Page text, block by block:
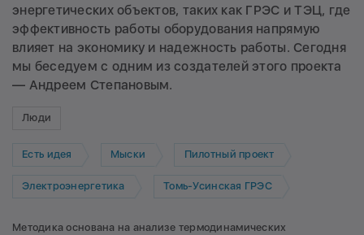
энергетических объектов, таких как ГРЭС и ТЭЦ, где
эффективность работы оборудования напрямую
влияет на экономику и надежность работы. Сегодня
мы беседуем с одним из создателей этого проекта
— Андреем Степановым.
Люди
Есть идея Мыски Пилотный проект
Электроэнергетика Томь-Усинская ГРЭС
Методика основана на анализе термодинамических